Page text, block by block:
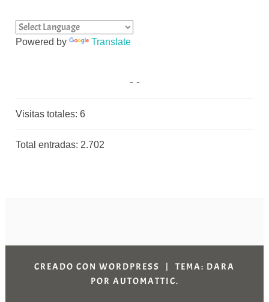
Powered by Translate
Visitas totales:6
Total entradas:2.702
CREADO CON WORDPRESS |
TEMA: DARA
POR AUTOMATTIC.